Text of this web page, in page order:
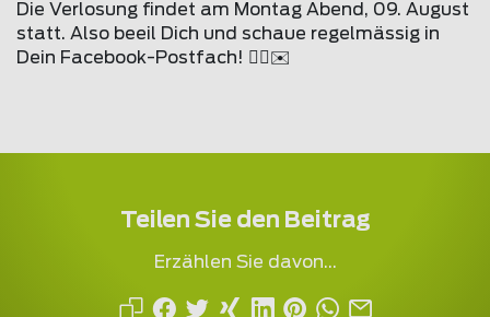
Die Verlosung findet am Montag Abend, 09. August
statt. Also beeil Dich und schaue regelmässig in
Dein Facebook-Postfach! 🏃‍♂️✉️
Teilen Sie den Beitrag
Erzählen Sie davon...